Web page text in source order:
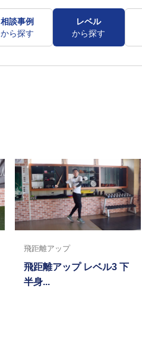
相談事例
から探す
レベル
から探す
飛距離アップ
飛距離アップ レベル3 下
半身...